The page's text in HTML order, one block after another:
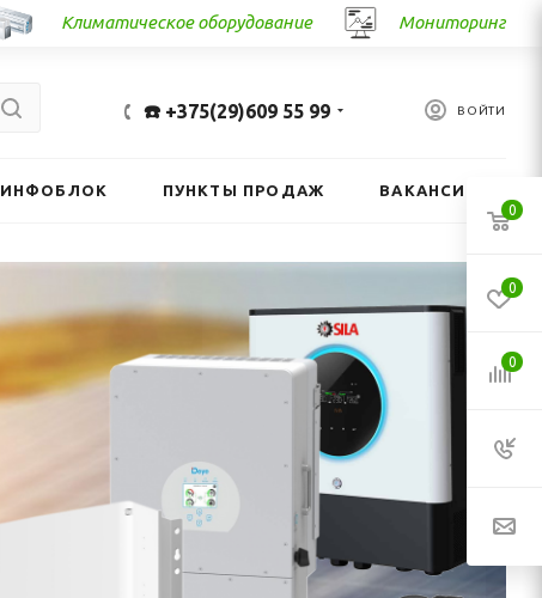
Климатическое оборудование Мониторинг
ВОЙТИ
☎️ +375(29)609 55 99
ИНФОБЛОК ПУНКТЫ ПРОДАЖ ВАКАНСИИ
0
0
0